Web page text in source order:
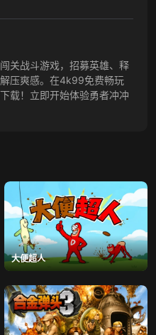
关战斗游戏，招募英雄、释
压爽感。在4k99免费畅玩
载！立即开始体验勇者冲冲
大便超人